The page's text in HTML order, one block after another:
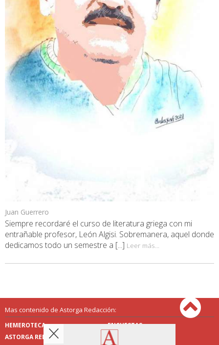
Juan Guerrero
Siempre recordaré el curso de literatura griega con mi
entrañable profesor, León Algisi. Sobremanera, aquel donde
dedicamos todo un semestre a [...] Leer más...
Mas contenido de Astorga Redacción:
HEMEROTECA
ENCUESTAS
ASTORGA REDACCIÓN
PUBLICIDAD